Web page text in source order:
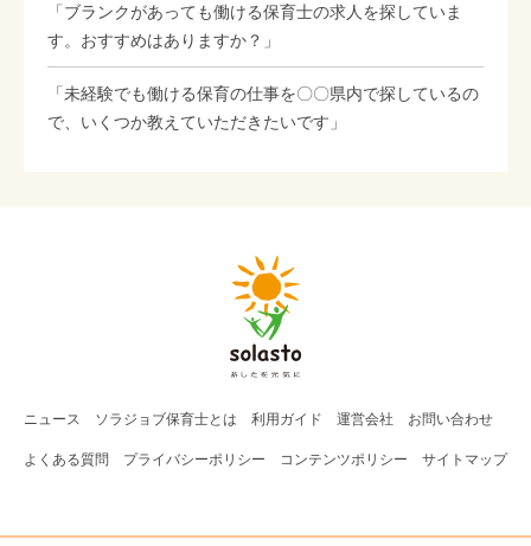
「ブランクがあっても働ける保育士の求人を探していま
す。おすすめはありますか？」
「未経験でも働ける保育の仕事を〇〇県内で探しているの
で、いくつか教えていただきたいです」
ニュース ソラジョブ保育士とは 利用ガイド 運営会社 お問い合わせ
よくある質問 プライバシーポリシー コンテンツポリシー サイトマップ